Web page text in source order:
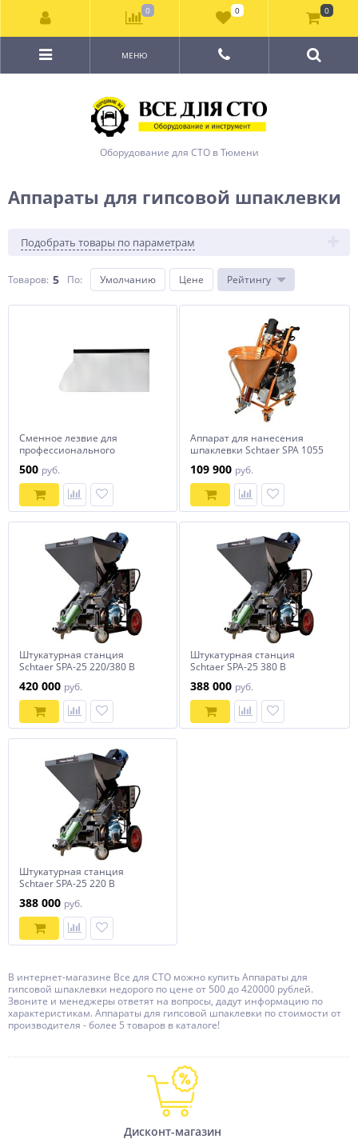
Оборудование для СТО в Тюмени
МЕНЮ
Аппараты для гипсовой шпаклевки
Подобрать товары по параметрам
Товаров: 5 По: Умолчанию Цене Рейтингу
Сменное лезвие для
профессионального
0.5 (600х0,5 мм)
500 руб.
Аппарат для нанесения
шпаклевки Schtaer SPA 1055
109 900 руб.
Штукатурная станция
Schtaer SPA-25 220/380 В
420 000 руб.
Штукатурная станция
Schtaer SPA-25 380 В
388 000 руб.
Штукатурная станция
Schtaer SPA-25 220 В
388 000 руб.
В интернет-магазине Все для СТО можно купить Аппараты для
гипсовой шпаклевки недорого по цене от 500 до 420000 рублей.
Звоните и менеджеры ответят на вопросы, дадут информацию по
характеристикам. Аппараты для гипсовой шпаклевки по стоимости от
производителя - более 5 товаров в каталоге!
Дисконт-магазин
0 0 0